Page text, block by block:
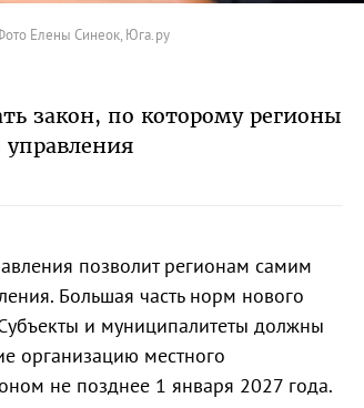
Елены Синеок, Юга.ру
закон, по которому регионы
управления
позволит регионам самим
Большая часть норм нового
и муниципалитеты должны
организацию местного
не позднее 1 января 2027 года.